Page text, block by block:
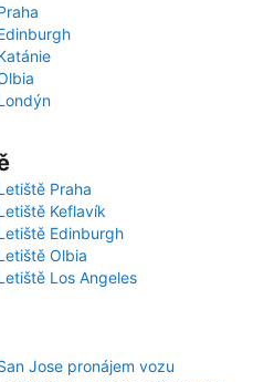
Praha
Keflavík
Edinburgh
Olbia
Los Angeles
Jose pronájem vozu